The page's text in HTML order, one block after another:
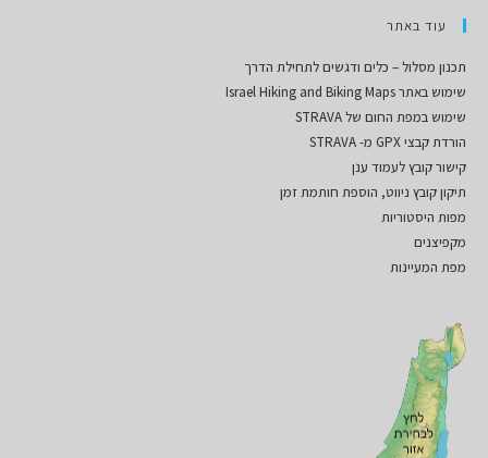
עוד באתר
תכנון מסלול – כלים ודגשים לתחילת הדרך
שימוש באתר Israel Hiking and Biking Maps
שימוש במפת החום של STRAVA
הורדת קבצי GPX מ- STRAVA
קישור קובץ לעמוד ענן
תיקון קובץ ניווט, הוספת חותמת זמן
מפות היסטוריות
מקפיצנים
מפת המעיינות